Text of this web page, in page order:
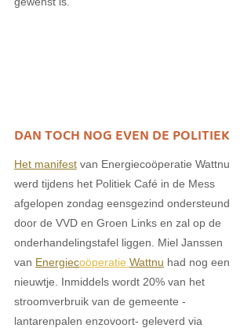
DAN TOCH NOG EVEN DE POLITIEK
Het manifest van Energiecoöperatie Wattnu
werd tijdens het Politiek Café in de Mess
afgelopen zondag eensgezind ondersteund
door de VVD en Groen Links en zal op de
onderhandelingstafel liggen. Miel Janssen
van Energiecoöperatie Wattnu had nog een
nieuwtje. Inmiddels wordt 20% van het
stroomverbruik van de gemeente -
lantarenpalen enzovoort- geleverd via